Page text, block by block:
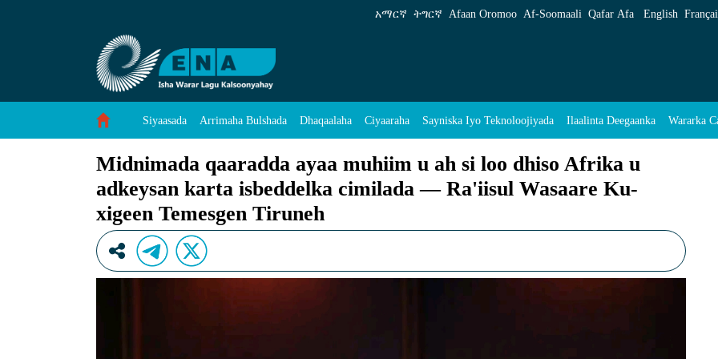
Midnimada qaaradda ayaa muhiim u ah si loo dhiso Afrika u adkeysan karta isbeddelka
አማርኛ ትግርኛ Afaan Oromoo Af‑Soomaali Qafar Afa English
Siyaasada Arrimaha Bulshada Dhaqaalaha Ciyaaraha Sayniska Iyo Teknoloojiyada Ilaalinta Deegaanka Wararka
Midnimada qaaradda ayaa muhiim u ah si loo dhiso Afrika u
adkeysan karta isbeddelka cimilada — Ra'iisul Wasaare Ku-
xigeen Temesgen Tiruneh